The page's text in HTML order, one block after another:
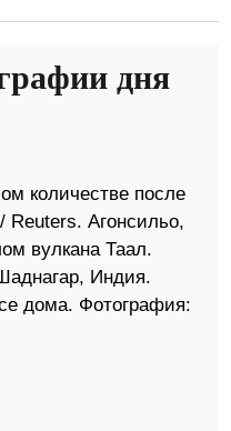
дня
количестве после
Reuters. Агонсильо,
вулкана Таал.
Индия.
дома. Фотография: